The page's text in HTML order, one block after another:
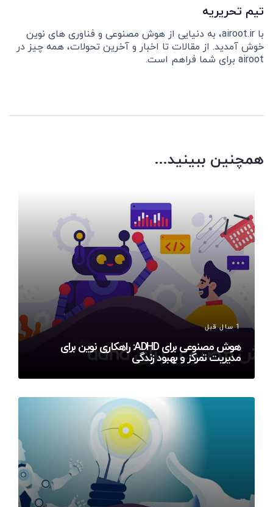
تیم تحریریه
با airoot.ir، به دنیایی از هوش مصنوعی و فناوری های نوین
خوش آمدید. از مقالات تا اخبار و آخرین تحولات، همه چیز در
airoot برای شما فراهم است.
همچنین ببینید...
1 سال قبل
هوش مصنوعی برای ADHD: راهکاری نوین برای
مدیریت تمرکز و بهبود زندگی